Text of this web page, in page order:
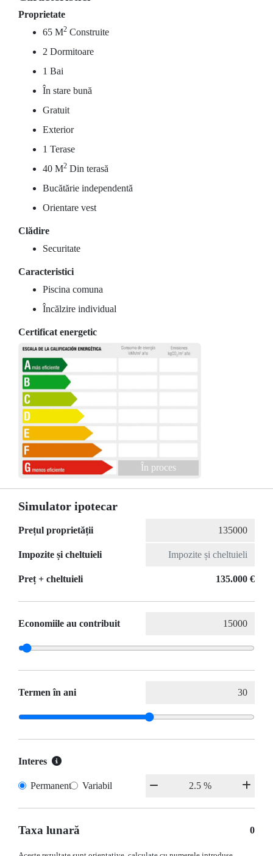
Proprietate
65 M2 Construite
2 Dormitoare
1 Bai
În stare bună
Gratuit
Exterior
1 Terase
40 M2 Din terasă
Bucătărie independentă
Orientare vest
Clădire
Securitate
Caracteristici
Piscina comuna
Încălzire individual
Certificat energetic
În proces
Simulator ipotecar
Prețul proprietății
Impozite și cheltuieli
Preț + cheltuieli 135.000 €
Economiile au contribuit
Termen în ani
Interes
Permanent Variabil
Taxa lunară 0